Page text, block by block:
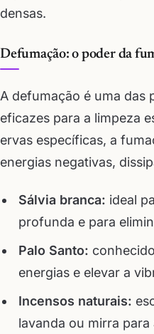
densas.
Defumação: o poder da
A defumação é uma das
eficazes para a limpeza
ervas específicas, a
energias negativas,
Sálvia branca: ideal
profunda e para
Palo Santo:
energias e elevar a
Incensos naturais:
lavanda ou mirra